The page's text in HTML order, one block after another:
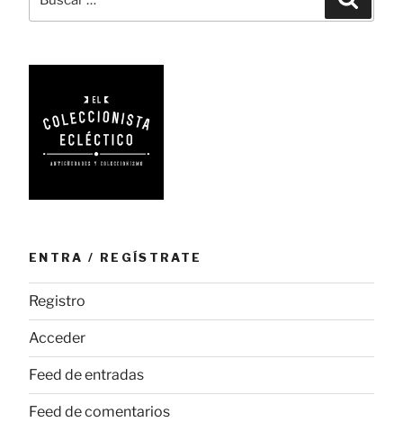
por:
ENTRA / REGÍSTRATE
Registro
Acceder
Feed de entradas
Feed de comentarios